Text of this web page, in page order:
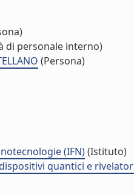
di personale interno)
(Persona)
(IFN)(Istituto)
quantici e